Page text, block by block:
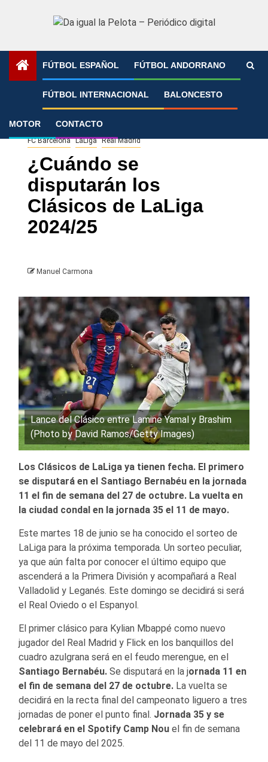
FÚTBOL ESPAÑOL FÚTBOL ANDORRANO
FÚTBOL INTERNACIONAL BALONCESTO
MOTOR CONTACTO
»
FC Barcelona LaLiga Real Madrid
¿Cuándo se
disputarán los
Clásicos de LaLiga
2024/25
Manuel Carmona
Lance del Clásico entre Lamine Yamal y Brashim
(Photo by David Ramos/Getty Images)
Los Clásicos de LaLiga ya tienen fecha. El primero
se disputará en el Santiago Bernabéu en la jornada
11 el fin de semana del 27 de octubre. La vuelta en
la ciudad condal en la jornada 35 el 11 de mayo.
Este martes 18 de junio se ha conocido el sorteo de
LaLiga para la próxima temporada. Un sorteo peculiar,
ya que aún falta por conocer el último equipo que
ascenderá a la Primera División y acompañará a Real
Valladolid y Leganés. Este domingo se decidirá si será
el Real Oviedo o el Espanyol.
El primer clásico para Kylian Mbappé como nuevo
jugador del Real Madrid y Flick en los banquillos del
cuadro azulgrana será en el feudo merengue, en el
Santiago Bernabéu. Se disputará en la jornada 11 en
el fin de semana del 27 de octubre. La vuelta se
decidirá en la recta final del campeonato liguero a tres
jornadas de poner el punto final. Jornada 35 y se
celebrará en el Spotify Camp Nou el fin de semana
del 11 de mayo del 2025.